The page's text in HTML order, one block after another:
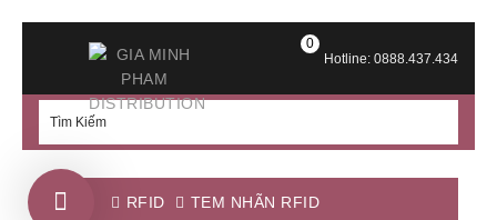
Hotline: 0888.437.434
0
RFID
TEM NHÃN RFID